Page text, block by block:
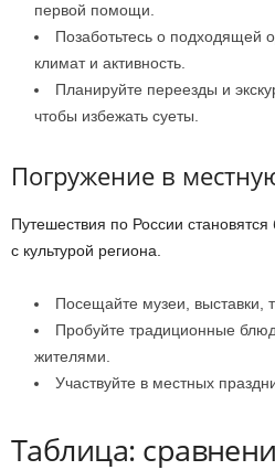
первой помощи.
Позаботьтесь о подходящей
климат и активность.
Планируйте переезды и
чтобы избежать суеты.
Погружение в
Путешествия по России становятся
с культурой региона.
Посещайте музеи, выставки,
Пробуйте традиционные
жителями.
Участвуйте в местных
Таблица: